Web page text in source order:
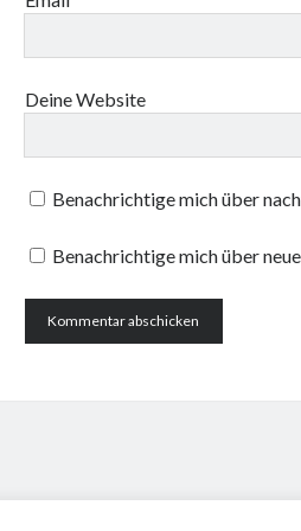
Deine Website
Benachrichtige mich über
Benachrichtige mich über